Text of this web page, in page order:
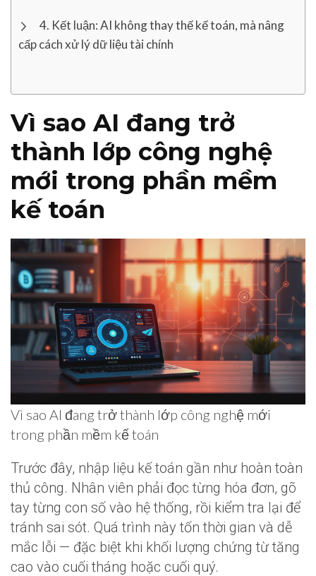
Kết luận: AI không thay thế kế toán, mà nâng
cấp cách xử lý dữ liệu tài chính
Vì sao AI đang trở
thành lớp công nghệ
mới trong phần mềm
kế toán
Vì sao AI đang trở thành lớp công nghệ mới
trong phần mềm kế toán
Trước đây, nhập liệu kế toán gần như hoàn toàn
thủ công. Nhân viên phải đọc từng hóa đơn, gõ
tay từng con số vào hệ thống, rồi kiểm tra lại để
tránh sai sót. Quá trình này tốn thời gian và dễ
mắc lỗi — đặc biệt khi khối lượng chứng từ tăng
cao vào cuối tháng hoặc cuối quý.